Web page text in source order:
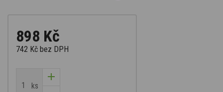
898 Kč
742 Kč bez DPH
ks